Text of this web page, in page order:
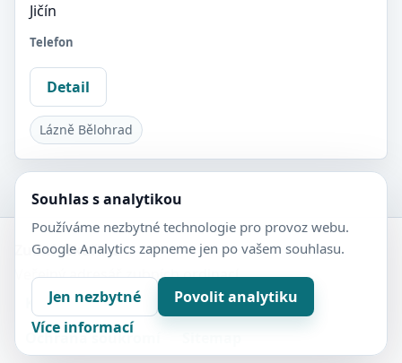
Jičín
Telefon
Detail
Lázně Bělohrad
Zubní-lékaři.cz
Veřejný adresář zubních ordinací.
Kontakt
Nastavení soukromí
Ochrana soukromí
Souhlas s analytikou
Používáme nezbytné technologie pro provoz webu.
Google Analytics zapneme jen po vašem souhlasu.
Jen nezbytné
Povolit analytiku
Více informací